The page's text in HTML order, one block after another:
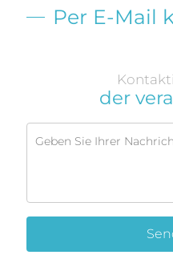
Per E-Mail
der